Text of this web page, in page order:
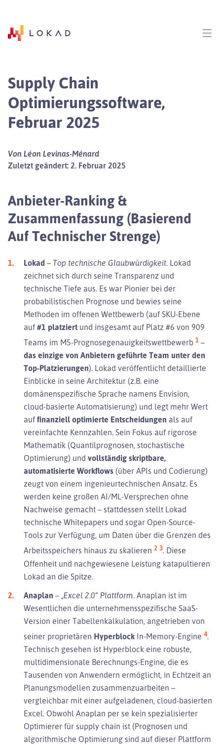
Supply Chain
Optimierungssoftware,
Februar 2025
Von Léon Levinas-Ménard
Zuletzt geändert: 2. Februar 2025
Anbieter-Ranking &
Zusammenfassung (Basierend
Auf Technischer Strenge)
Lokad – Top technische Glaubwürdigkeit. Lokad
zeichnet sich durch seine Transparenz und
technische Tiefe aus. Es war Pionier bei der
probabilistischen Prognose und bewies seine
Methoden im offenen Wettbewerb (auf SKU-Ebene
auf #1 platziert und insgesamt auf Platz #6 von 909
Teams im M5-Prognosegenauigkeitswettbewerb 1 –
das einzige von Anbietern geführte Team unter den
Top-Platzierungen). Lokad veröffentlicht detaillierte
Einblicke in seine Architektur (z.B. eine
domänenspezifische Sprache namens Envision,
cloud-basierte Automatisierung) und legt mehr Wert
auf finanziell optimierte Entscheidungen als auf
vereinfachte Kennzahlen. Sein Fokus auf rigorose
Mathematik (Quantilprognosen, stochastische
Optimierung) und vollständig skriptbare,
automatisierte Workflows (über APIs und Codierung)
zeugt von einem ingenieurtechnischen Ansatz. Es
werden keine großen AI/ML-Versprechen ohne
Nachweise gemacht – stattdessen stellt Lokad
technische Whitepapers und sogar Open-Source-
Tools zur Verfügung, um Daten über die Grenzen des
Arbeitsspeichers hinaus zu skalieren 2 3. Diese
Offenheit und nachgewiesene Leistung katapultieren
Lokad an die Spitze.
Anaplan – „Excel 2.0“ Plattform. Anaplan ist im
Wesentlichen die unternehmensspezifische SaaS-
Version einer Tabellenkalkulation, angetrieben von
seiner proprietären Hyperblock In-Memory-Engine 4.
Technisch gesehen ist Hyperblock eine robuste,
multidimensionale Berechnungs-Engine, die es
Tausenden von Anwendern ermöglicht, in Echtzeit an
Planungsmodellen zusammenzuarbeiten –
vergleichbar mit einer aufgeladenen, cloud-basierten
Excel. Obwohl Anaplan per se kein spezialisierter
Optimierer für supply chain ist (Prognosen und
algorithmische Optimierung sind auf dieser Plattform